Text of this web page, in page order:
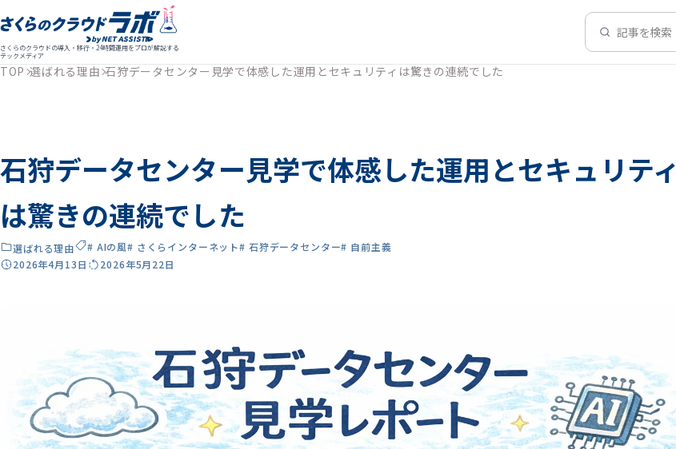
さくらのクラウドの導入・移行・24時間運用をプロが解説する
テックメディア
記事を検索
TOP 選ばれる理由 石狩データセンター見学で体感した運用とセキュリティは驚きの連続でした
石狩データセンター見学で体感した運用とセキュリティ
は驚きの連続でした
選ばれる理由 # AIの風# さくらインターネット# 石狩データセンター# 自前主義
2026年4月13日
2026年5月22日